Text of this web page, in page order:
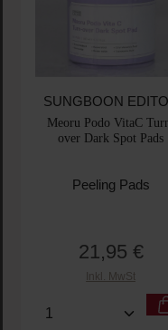
SUNGBOON
Meoru Podo VitaC
over Dark Spot Pads
Peeling Pads
Regulärer
21,95 €
Inkl. MwSt
Produkt Anzahl: